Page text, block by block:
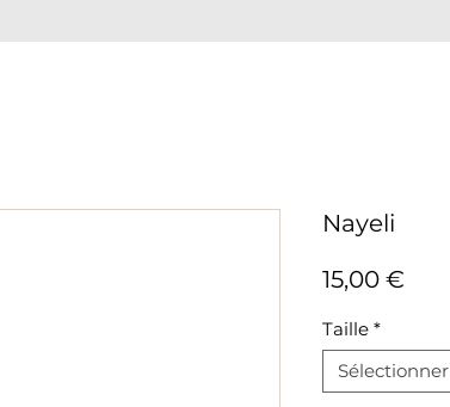
Nayeli
15,00 €
Taille *
Sélectionner